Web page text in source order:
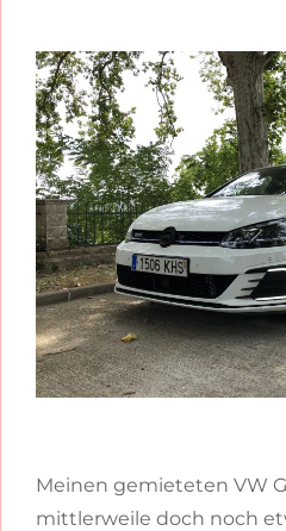
Meinen gemieteten VW
mittlerweile doch noch